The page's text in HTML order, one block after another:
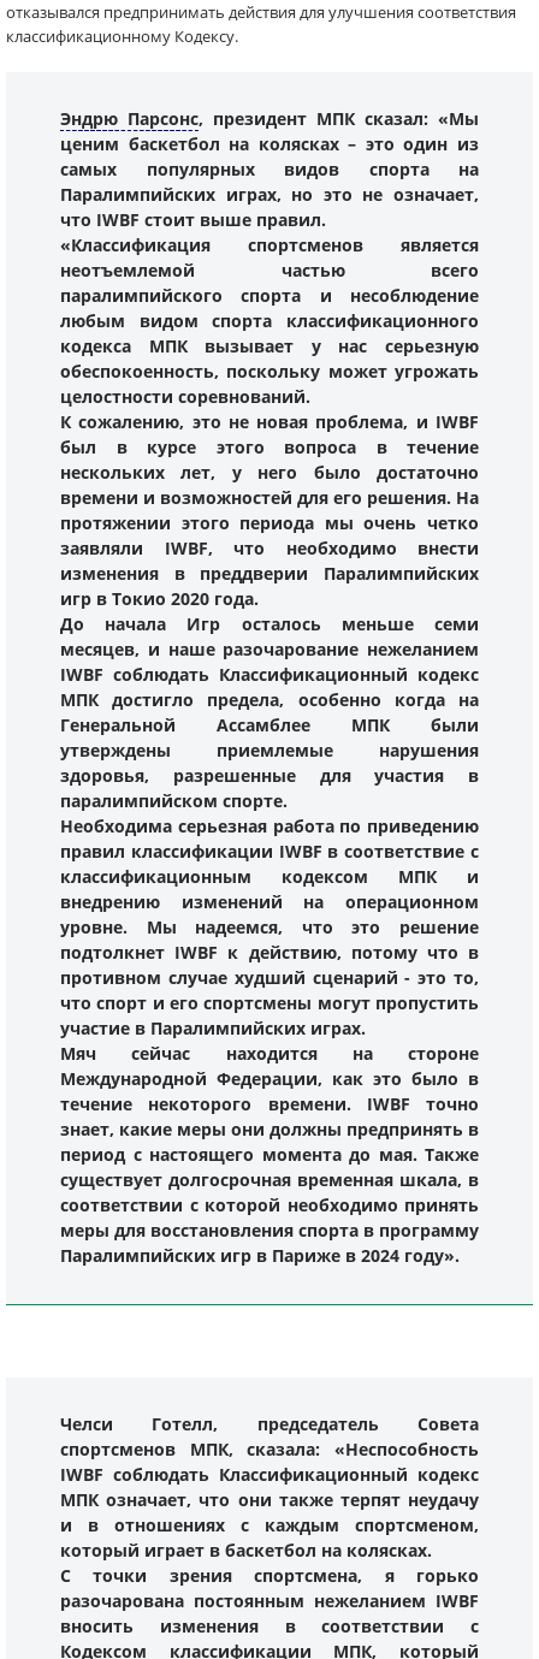
отказывался предпринимать действия для улучшения соответствия
классификационному Кодексу.
Эндрю Парсонс, президент МПК сказал: «Мы
ценим баскетбол на колясках – это один из
самых популярных видов спорта на
Паралимпийских играх, но это не означает,
что IWBF стоит выше правил.
«Классификация спортсменов является
неотъемлемой частью всего
паралимпийского спорта и несоблюдение
любым видом спорта классификационного
кодекса МПК вызывает у нас серьезную
обеспокоенность, поскольку может угрожать
целостности соревнований.
К сожалению, это не новая проблема, и IWBF
был в курсе этого вопроса в течение
нескольких лет, у него было достаточно
времени и возможностей для его решения. На
протяжении этого периода мы очень четко
заявляли IWBF, что необходимо внести
изменения в преддверии Паралимпийских
игр в Токио 2020 года.
До начала Игр осталось меньше семи
месяцев, и наше разочарование нежеланием
IWBF соблюдать Классификационный кодекс
МПК достигло предела, особенно когда на
Генеральной Ассамблее МПК были
утверждены приемлемые нарушения
здоровья, разрешенные для участия в
паралимпийском спорте.
Необходима серьезная работа по приведению
правил классификации IWBF в соответствие с
классификационным кодексом МПК и
внедрению изменений на операционном
уровне. Мы надеемся, что это решение
подтолкнет IWBF к действию, потому что в
противном случае худший сценарий - это то,
что спорт и его спортсмены могут пропустить
участие в Паралимпийских играх.
Мяч сейчас находится на стороне
Международной Федерации, как это было в
течение некоторого времени. IWBF точно
знает, какие меры они должны предпринять в
период с настоящего момента до мая. Также
существует долгосрочная временная шкала, в
соответствии с которой необходимо принять
меры для восстановления спорта в программу
Паралимпийских игр в Париже в 2024 году».
Челси Готелл, председатель Совета
спортсменов МПК, сказала: «Неспособность
IWBF соблюдать Классификационный кодекс
МПК означает, что они также терпят неудачу
и в отношениях с каждым спортсменом,
который играет в баскетбол на колясках.
С точки зрения спортсмена, я горько
разочарована постоянным нежеланием IWBF
вносить изменения в соответствии с
Кодексом классификации МПК, который